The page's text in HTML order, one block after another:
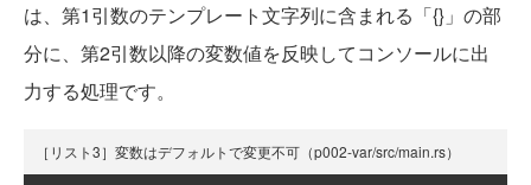
は、第1引数のテンプレート文字列に含まれる「{}」の部
分に、第2引数以降の変数値を反映してコンソールに出
力する処理です。
［リスト3］変数はデフォルトで変更不可（p002-var/src/main.rs）